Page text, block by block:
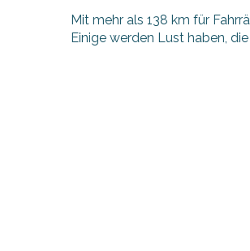
Mit mehr als 138 km für
Einige werden Lust haben,